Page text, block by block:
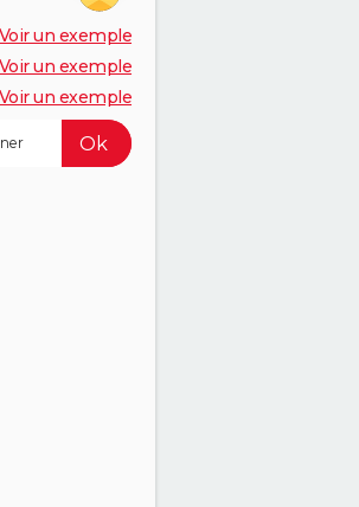
Voir un exemple
Voir un exemple
Voir un exemple